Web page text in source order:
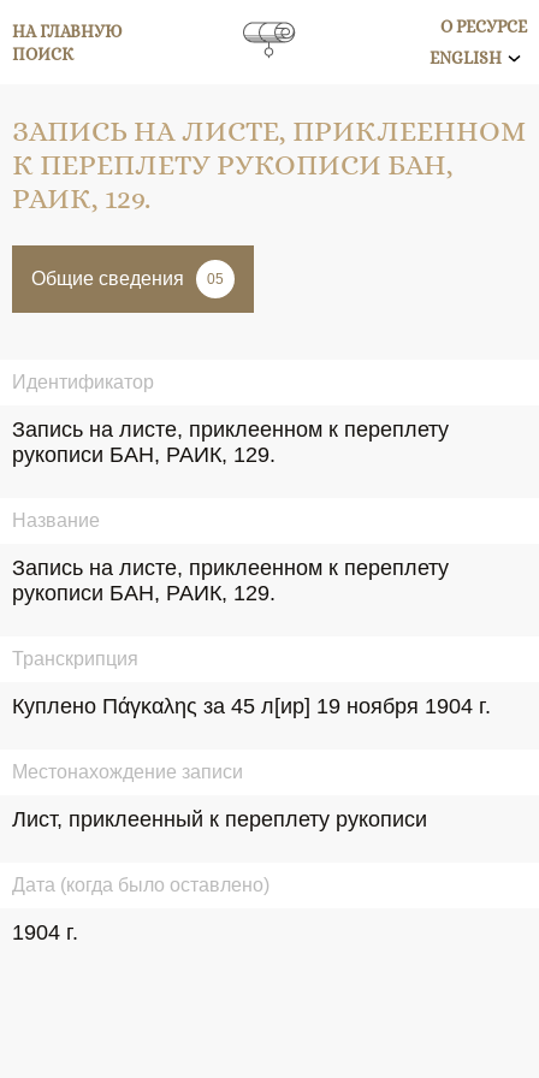
НА ГЛАВНУЮ
ПОИСК
О РЕСУРСЕ
ENGLISH
ЗАПИСЬ НА ЛИСТЕ, ПРИКЛЕЕННОМ
К ПЕРЕПЛЕТУ РУКОПИСИ БАН,
РАИК, 129.
Общие сведения 05
Идентификатор
Запись на листе, приклеенном к переплету
рукописи БАН, РАИК, 129.
Название
Запись на листе, приклеенном к переплету
рукописи БАН, РАИК, 129.
Транскрипция
Куплено Πάγκαλης за 45 л[ир] 19 ноября 1904 г.
Местонахождение записи
Лист, приклеенный к переплету рукописи
Дата (когда было оставлено)
1904 г.